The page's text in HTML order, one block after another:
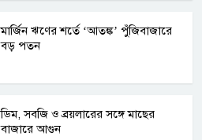
মার্জিন ঋণের শর্তে ‘আতঙ্ক’ পুঁজিবাজারে
বড় পতন
ডিম, সবজি ও ব্রয়লারের সঙ্গে মাছের
বাজারে আগুন